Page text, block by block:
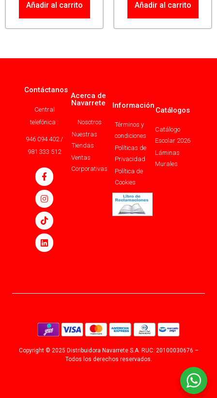
Añadir al carrito Añadir al carrito
Contáctanos
Central
telefónica :
946 094 402 /
981 333 512
Acerca de
Navarrete
Nosotros
Nuestras
Tiendas
Ventas
Corporativas
Información
Términos y
condiciones
Políticas de
Privacidad
Política de
Cookies
Catálogos
Catálogo
Escolar 2026
Láminas
Murales
Copyright © 2025 Distribuidora Navarrete S.A. RUC: 20100030676 –
Todos los derechos reservados.